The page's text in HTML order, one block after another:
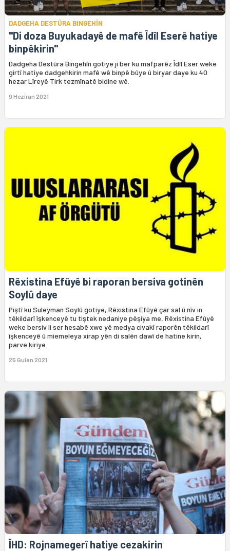
DADGEHA DESTÛRA BINGEHÎN
"Di doza Buyukadayê de mafê Îdîl Eserê hatiye
binpêkirin"
Dadgeha Destûra Bingehîn gotiye ji ber ku mafparêz Îdîl Eser weke
girtî hatiye dadgehkirin mafê wê binpê bûye û biryar daye ku 40
hezar Lîreyê Tirk tezmînatê bidine wê.
9 Hezîran 2021
Rêxistina Efûyê bi raporan bersiva gotinên
Soylû daye
Piştî ku Suleyman Soylû gotiye, Rêxistina Efûyê çar sal û nîv in
têkildarî îşkenceyê tu tiştek nedaniye pêşiya me, Rêxistina Efûyê
weke bersiv li ser hesabê xwe yê medya civakî raporên têkildarî
îşkenceyê û miemeleya xirap yên di salên dawî de hatine kirin,
parve kiriye.
25 Gulan 2021
ÎHD: Rojnamegerî hatiye cezakirin